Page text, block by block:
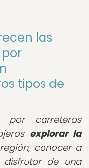
las
tipos de
por carreteras
explorar la
conocer a
de una